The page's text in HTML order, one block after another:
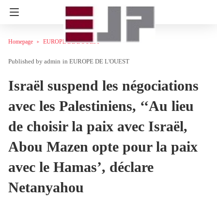
Homepage EUROPE DE L'OUEST
admin in EUROPE DE L'OUEST
Israël suspend les négociations
avec les Palestiniens, ‘‘Au lieu
de choisir la paix avec Israël,
Abou Mazen opte pour la paix
avec le Hamas’, déclare
Netanyahou